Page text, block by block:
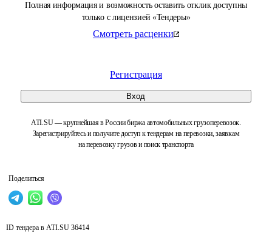
Полная информация и возможность оставить отклик доступны
только с лицензией «Тендеры»
Смотреть расценки
Регистрация
Вход
ATI.SU — крупнейшая в России биржа автомобильных грузоперевозок.
Зарегистрируйтесь и получите доступ к тендерам на перевозки, заявкам
на перевозку грузов и поиск транспорта
Поделиться
ID тендера в ATI.SU 36414